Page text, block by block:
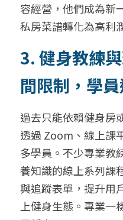
容經營，他們成為新
私房菜譜轉化為高利
3. 健身教練
間限制，學
過去只能依賴健身房
透過 Zoom、線上課
多學員。不少專業教
養知識的線上系列課
與追蹤表單，提升用
上健身生態。專業一